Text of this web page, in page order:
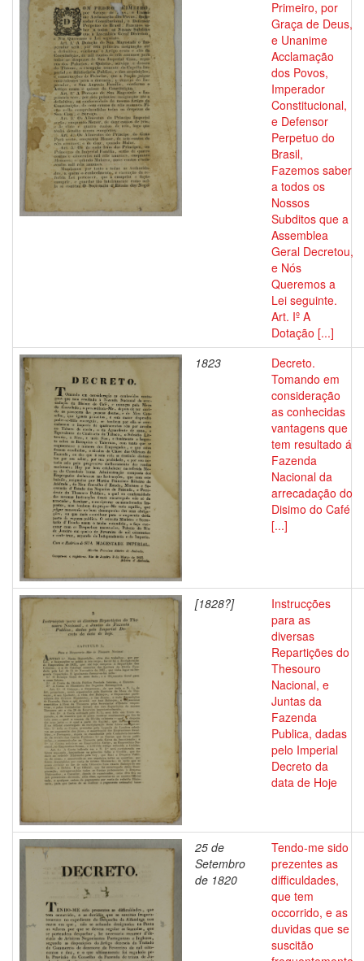
Primeiro, por
Graça de Deus,
e Unanime
Acclamação
dos Povos,
Imperador
Constitucional,
e Defensor
Perpetuo do
Brasil,
Fazemos saber
a todos os
Nossos
Subditos que a
Assemblea
Geral Decretou,
e Nós
Queremos a
Lei seguinte.
Art. Iº A
Dotação [...]
1823
Decreto.
Tomando em
consideração
as conhecidas
vantagens que
tem resultado á
Fazenda
Nacional da
arrecadação do
Disimo do Café
[...]
[1828?]
Instrucções
para as
diversas
Repartições do
Thesouro
Nacional, e
Juntas da
Fazenda
Publica, dadas
pelo Imperial
Decreto da
data de Hoje
25 de
Setembro
de 1820
Tendo-me sido
prezentes as
difficuldades,
que tem
occorrido, e as
duvidas que se
suscitão